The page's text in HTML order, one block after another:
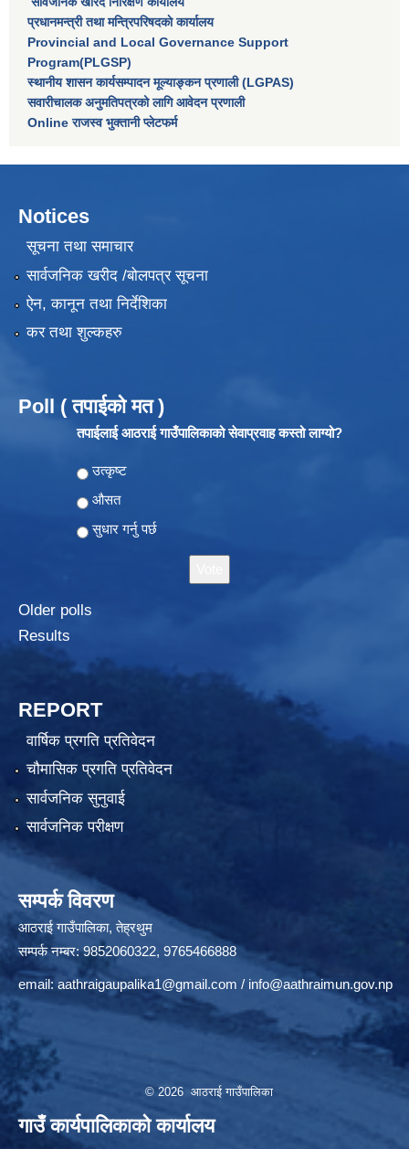
प्रधानमन्त्री तथा मन्त्रिपरिषदकाे कार्यालय
Provincial and Local Governance Support
Program(PLGSP)
स्थानीय शासन कार्यसम्पादन मूल्याङ्कन प्रणाली (LGPAS)
सवारीचालक अनुमतिपत्रको लागि आवेदन प्रणाली
Online राजस्व भुक्तानी प्लेटफर्म
Notices
सूचना तथा समाचार
सार्वजनिक खरीद /बोलपत्र सूचना
ऐन, कानून तथा निर्देशिका
कर तथा शुल्कहरु
Poll ( तपाईको मत )
तपाईलाई आठराई गाउँपालिकाको सेवाप्रवाह कस्तो लाग्यो?
Choices
उत्कृष्ट
औसत
सुधार गर्नु पर्छ
Older polls
Results
REPORT
वार्षिक प्रगति प्रतिवेदन
चौमासिक प्रगति प्रतिवेदन
सार्वजनिक सुनुवाई
सार्वजनिक परीक्षण
सम्पर्क विवरण
आठराई गाउँपालिका, तेह्रथुम
सम्पर्क नम्बर: 9852060322, 9765466888
email: aathraigaupalika1@gmail.com / info@aathraimun.gov.np
© 2026 आठराई गाउँपालिका
गाउँ कार्यपालिकाको कार्यालय